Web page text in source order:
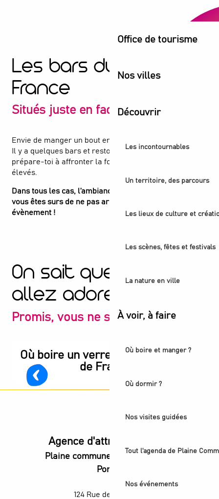
Office de tourisme
Nos villes
Découvrir
Les incontournables
Un territoire, des parcours
Les lieux de culture et
Les scènes, fêtes et festivals
La nature en ville
À voir, à faire
Où boire et manger ?
Où dormir ?
Nos visites guidées
Tout l'agenda de Plaine
Nos événements
Les bars du Stade de
France
Situés juste en face du Stade
Envie de manger un bout en face du Stade de France ?
Il y a quelques bars et restos juste en face… mais
prépare-toi à affronter la foule et des prix un peu plus
élevés.
Dans tous les cas, l’ambiance sera au rendez-vous et
vous êtes surs de ne pas arriver en retard à votre
évènement !
On sait que vous
allez adorer
Promis, vous ne serez pas déçu
Où boire un verre proche du Stade
de France ?
Agence d'attractivité POP
Plaine commune vous Ouvre ses
Portes
124 Rue des Rosiers,